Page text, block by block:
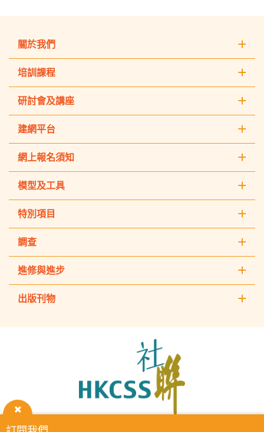
關
關於我們
培訓課程
研討會及講座
建網平台
網上報名須知
模型及工具
特別項目
調查
進修與進步
出版刊物
Service